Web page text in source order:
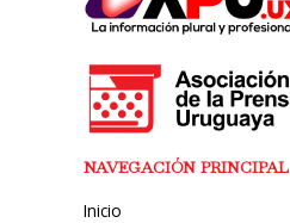
NAVEGACIÓN PRINCIPAL
Inicio